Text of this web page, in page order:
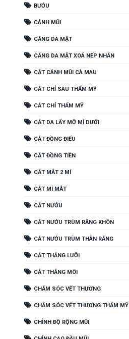
BƯỚU
CÁNH MŨI
CĂNG DA MẶT
CĂNG DA MẶT XOÁ NẾP NHĂN
CẮT CÁNH MŨI CÀ MAU
CẮT CHỈ SAU THẨM MỸ
CẮT CHỈ THẨM MỸ
CẮT DA LẤY MỠ MÍ DƯỚI
CẮT ĐỒNG ĐIẾU
CẮT ĐỒNG TIỀN
CẮT MẮT 2 MÍ
CẮT MÍ MẮT
CẮT NƯỚU
CẮT NƯỚU TRÙM RĂNG KHÔN
CẮT NƯỚU TRÙM THÂN RĂNG
CẮT THẮNG LƯỠI
CẮT THẮNG MÔI
CHĂM SÓC VẾT THƯƠNG
CHĂM SÓC VẾT THƯƠNG THẨM MỸ
CHỈNH ĐỘ RỘNG MŨI